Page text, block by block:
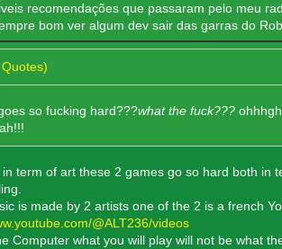
recomendações que passaram pelo meu
bom ver algum dev sair das garras do
so fucking hard???what the fuck???ohhhgh
term of art these 2 games go so hard both
is made by 2 artists one of the 2 is a french
@ALT236/videos
Computer what you will play will not be what